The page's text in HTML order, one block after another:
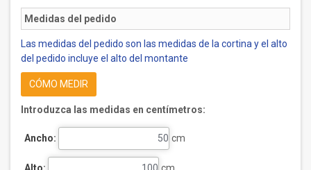
rating
Medidas del pedido
Las medidas del pedido son las medidas de la cortina y el alto
del pedido incluye el alto del montante
CÓMO MEDIR
Introduzca las medidas en centímetros:
Ancho: cm
Alto: cm